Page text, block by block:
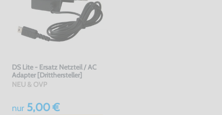
DS Lite - Ersatz Netzteil / AC
Adapter [Dritthersteller]
NEU & OVP
nur5,00 €